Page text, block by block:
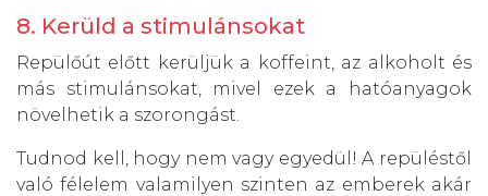
8. Kerüld a stimulánsokat
Repülőút előtt kerüljük a koffeint, az alkoholt és
más stimulánsokat, mivel ezek a hatóanyagok
növelhetik a szorongást.
Tudnod kell, hogy nem vagy egyedül! A repüléstől
való félelem valamilyen szinten az emberek akár